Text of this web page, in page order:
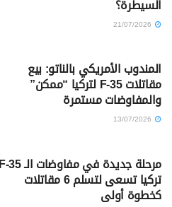
السيطرة؟
المندوب الأمريكي بالناتو: بيع
مقاتلات F-35 لتركيا “ممكن”
والمفاوضات مستمرة
تركيا تسعى لتسلم 6 مقاتلات
كخطوة أولى